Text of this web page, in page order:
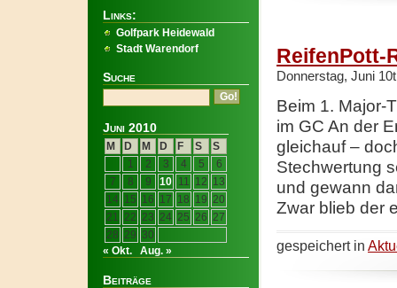
ReifenPott-
Donnerstag, Juni
Beim 1. Major-
im GC An der
gleichauf –
Stechwertung
und gewann
Zwar blieb der
gespeichert in
Links:
Golfpark Heidewald
Stadt Warendorf
Suche
Juni 2010
M D M D F S
S
1
2 3 4 5
6
7
8 9 10 11 12 13
14 15 16 17 18 19 20
21 22 23 24 25 26 27
28 29 30
« Okt.
Aug. »
Beiträge